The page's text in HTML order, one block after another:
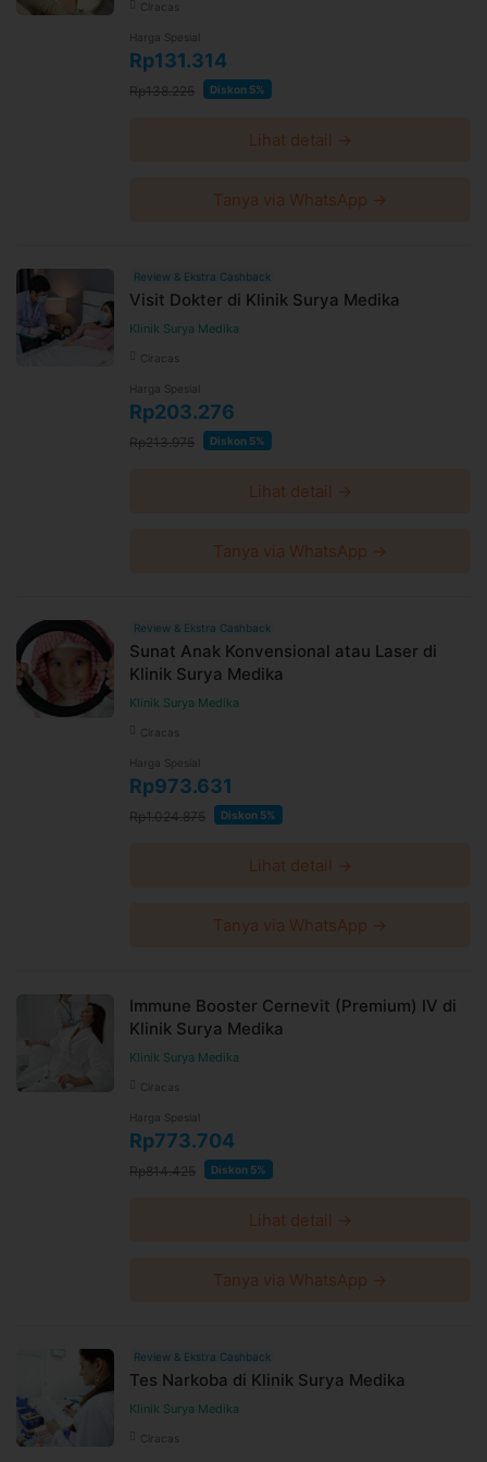
dan kebijakan
di halaman ini
tanpa pemberitahuan dan berlaku untuk pembelian
setelah waktu perubahan
Harga paket sudah termasuk biaya administrasi,
Ciracas
Harga Spesial
Rp131.314
Rp138.225 Diskon 5%
Lihat detail →
Tanya via WhatsApp →
Review & Ekstra Cashback
Visit Dokter di Klinik Surya Medika
Klinik Surya Medika
Ciracas
Harga Spesial
Rp203.276
Rp213.975 Diskon 5%
Lihat detail →
Tanya via WhatsApp →
Review & Ekstra Cashback
Sunat Anak Konvensional atau Laser di
Klinik Surya Medika
Klinik Surya Medika
Ciracas
Harga Spesial
Rp973.631
Rp1.024.875 Diskon 5%
Lihat detail →
Tanya via WhatsApp →
Immune Booster Cernevit (Premium) IV di
Klinik Surya Medika
Klinik Surya Medika
Ciracas
Harga Spesial
Rp773.704
Rp814.425 Diskon 5%
Lihat detail →
Tanya via WhatsApp →
Review & Ekstra Cashback
Tes Narkoba di Klinik Surya Medika
Klinik Surya Medika
Ciracas